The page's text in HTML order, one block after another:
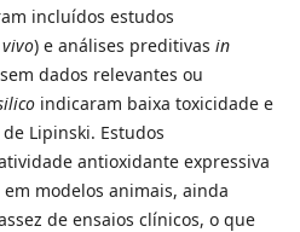
incluídos estudos
) e análises preditivas in
dados relevantes ou
indicaram baixa toxicidade e
Lipinski. Estudos
antioxidante expressiva
modelos animais, ainda
de ensaios clínicos, o que